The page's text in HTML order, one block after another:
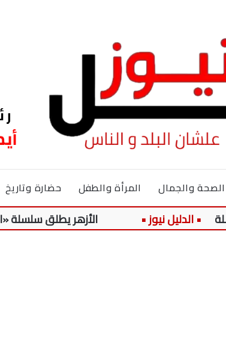
الصحة والجمال المرأة والطفل حضارة وتاريخ
الأزهر يطلق سلسلة «التجويد